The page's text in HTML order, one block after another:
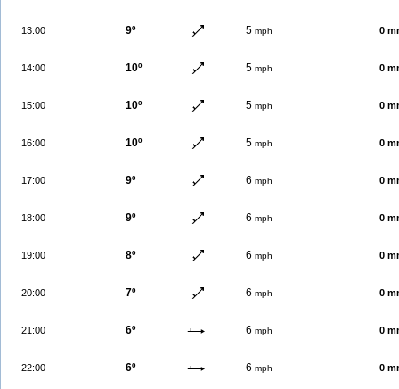
13:00 9º 5 mph 0
14:00 10º 5 mph 0
15:00 10º 5 mph 0
16:00 10º 5 mph 0
17:00 9º 6 mph 0
18:00 9º 6 mph 0
19:00 8º 6 mph 0
20:00 7º 6 mph 0
21:00 6º 6 mph 0
22:00 6º 6 mph 0